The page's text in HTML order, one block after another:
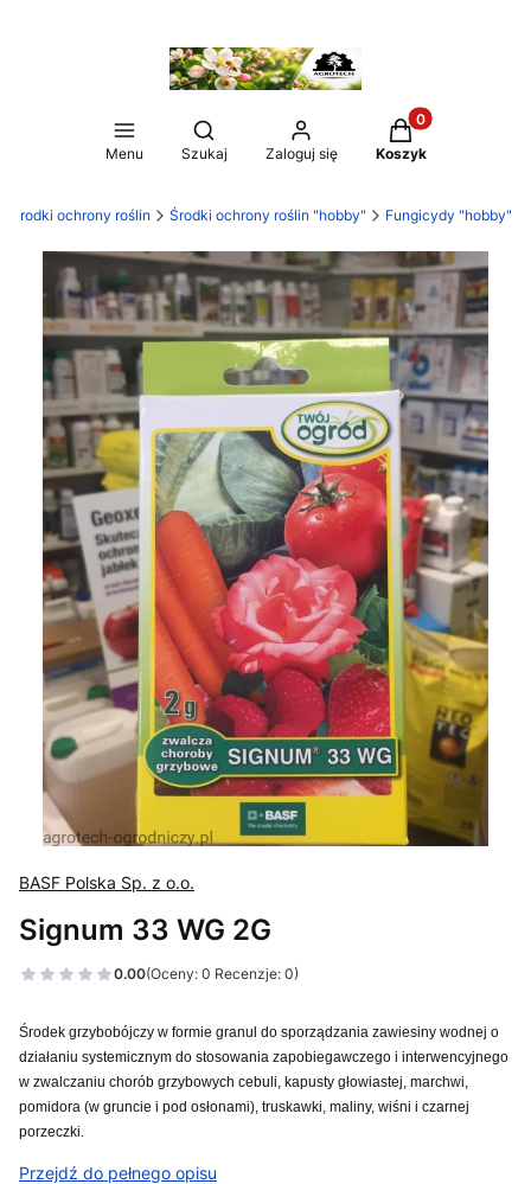
Menu
Otwórz wyszukiwarkę
Szukaj Zaloguj się
Produkty w
Koszyk
Środki ochrony roślin Środki ochrony roślin "hobby" Fungicydy "hobby"
BASF Polska Sp. z o.o.
Signum 33 WG 2G
0.00(Oceny: 0 Recenzje: 0)
Środek grzybobójczy w formie granul do sporządzania zawiesiny wodnej o
działaniu systemicznym do stosowania zapobiegawczego i interwencyjnego
w zwalczaniu chorób grzybowych cebuli, kapusty głowiastej, marchwi,
pomidora (w gruncie i pod osłonami), truskawki, maliny, wiśni i czarnej
porzeczki.
Przejdź do pełnego opisu